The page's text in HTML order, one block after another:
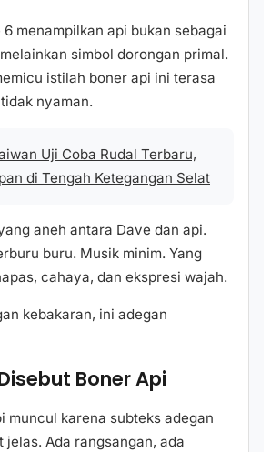
6 menampilkan api bukan sebagai
simbol dorongan primal.
istilah boner api ini terasa
nyaman.
Uji Coba Rudal Terbaru,
di Tengah Ketegangan Selat
aneh antara Dave dan api.
buru. Musik minim. Yang
cahaya, dan ekspresi wajah.
kebakaran, ini adegan
Boner Api
muncul karena subteks adegan
jelas. Ada rangsangan, ada